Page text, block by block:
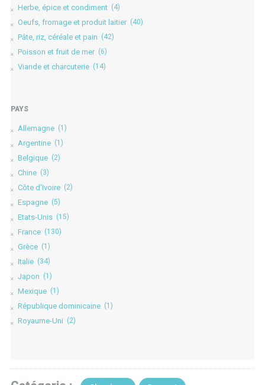
Herbe, épice et condiment (4)
Oeufs, fromage et produit laitier (40)
Pâte, riz, céréale et pain (42)
Poisson et fruit de mer (6)
Viande et charcuterie (14)
PAYS
Allemagne (1)
Argentine (1)
Belgique (2)
Chine (3)
Côte d'Ivoire (2)
Espagne (5)
Etats-Unis (15)
France (130)
Grèce (1)
Italie (34)
Japon (1)
Mexique (1)
République dominicaine (1)
Royaume-Uni (2)